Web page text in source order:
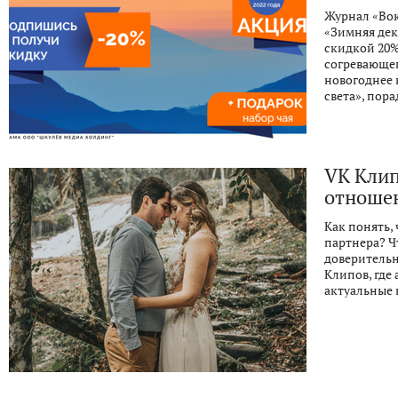
Журнал
«Зимняя
скидкой
новогоднее
света»,
VK
Как
партнера?
Клипов, где